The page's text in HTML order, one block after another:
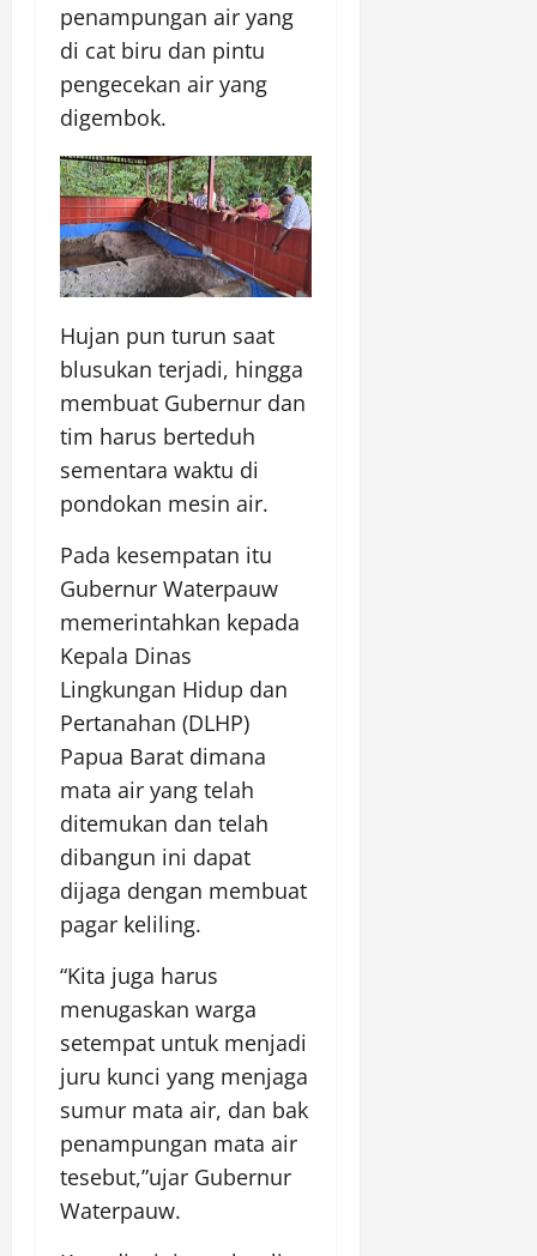
penampungan air yang
di cat biru dan pintu
pengecekan air yang
digembok.
Hujan pun turun saat
blusukan terjadi, hingga
membuat Gubernur dan
tim harus berteduh
sementara waktu di
pondokan mesin air.
Pada kesempatan itu
Gubernur Waterpauw
memerintahkan kepada
Kepala Dinas
Lingkungan Hidup dan
Pertanahan (DLHP)
Papua Barat dimana
mata air yang telah
ditemukan dan telah
dibangun ini dapat
dijaga dengan membuat
pagar keliling.
“Kita juga harus
menugaskan warga
setempat untuk menjadi
juru kunci yang menjaga
sumur mata air, dan bak
penampungan mata air
tesebut,”ujar Gubernur
Waterpauw.